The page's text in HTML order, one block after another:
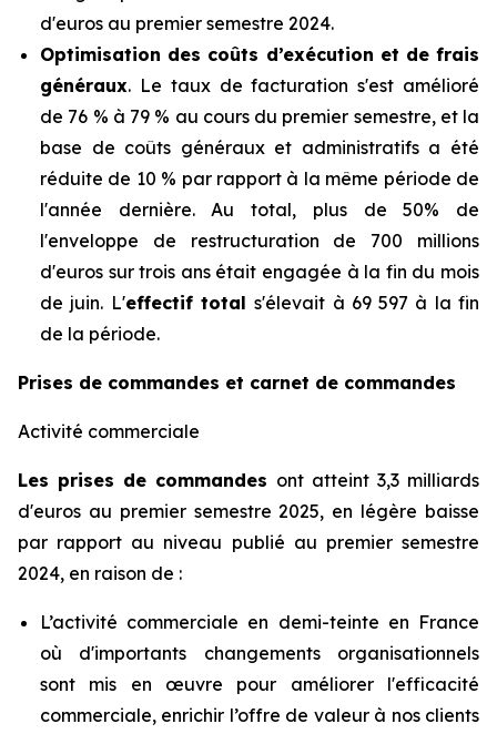
d'euros au premier semestre 2024.
Optimisation des coûts d’exécution et de frais
généraux. Le taux de facturation s'est amélioré
de 76 % à 79 % au cours du premier semestre, et la
base de coûts généraux et administratifs a été
réduite de 10 % par rapport à la même période de
l'année dernière. Au total, plus de 50% de
l'enveloppe de restructuration de 700 millions
d'euros sur trois ans était engagée à la fin du mois
de juin. L'effectif totals'élevait à 69 597 à la fin
de la période.
Prises de commandes et carnet de commandes
Activité commerciale
Les prises de commandes ont atteint 3,3 milliards
d'euros au premier semestre 2025, en légère baisse
par rapport au niveau publié au premier semestre
2024, en raison de :
L’activité commerciale en demi-teinte en France
où d'importants changements organisationnels
sont mis en œuvre pour améliorer l'efficacité
commerciale, enrichir l’offre de valeur à nos clients